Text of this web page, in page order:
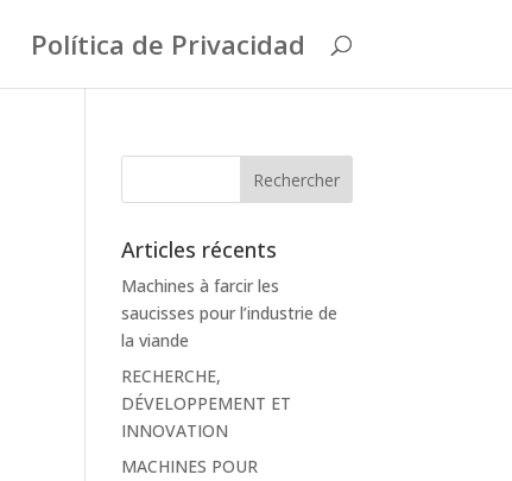
Política de Privacidad
Articles récents
Machines à farcir les
saucisses pour l’industrie de
la viande
RECHERCHE,
DÉVELOPPEMENT ET
INNOVATION
MACHINES POUR